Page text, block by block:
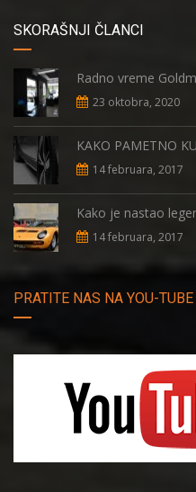
SKORAŠNJI ČLANCI
Radno vreme
23 oktobra, 2020
KAKO PAMETNO
14 februara, 2017
Kako je nastao
14 februara, 2017
PRATITE NAS NA YOU-